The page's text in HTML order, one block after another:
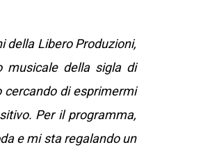
della Libero Produzioni,
musicale della sigla di
cercando di esprimermi
Per il programma,
e mi sta regalando un